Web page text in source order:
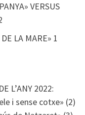
VERSUS
LA MARE» 1
L’ANY 2022:
i sense cotxe» (2)